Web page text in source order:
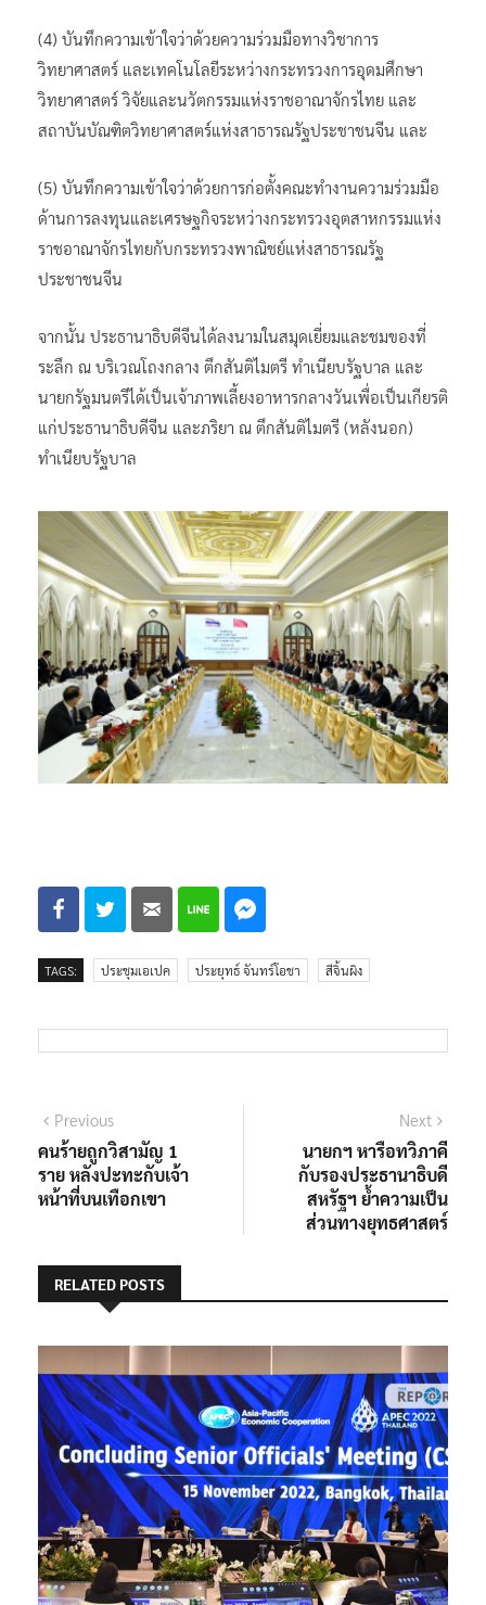
(4) บันทึกความเข้าใจว่าด้วยความร่วมมือทางวิชาการ
วิทยาศาสตร์ และเทคโนโลยีระหว่างกระทรวงการอุดมศึกษา
วิทยาศาสตร์ วิจัยและนวัตกรรมแห่งราชอาณาจักรไทย และ
สถาบันบัณฑิตวิทยาศาสตร์แห่งสาธารณรัฐประชาชนจีน และ
(5) บันทึกความเข้าใจว่าด้วยการก่อตั้งคณะทำงานความร่วมมือ
ด้านการลงทุนและเศรษฐกิจระหว่างกระทรวงอุตสาหกรรมแห่ง
ราชอาณาจักรไทยกับกระทรวงพาณิชย์แห่งสาธารณรัฐ
ประชาชนจีน
จากนั้น ประธานาธิบดีจีนได้ลงนามในสมุดเยี่ยมและชมของที่
ระลึก ณ บริเวณโถงกลาง ตึกสันติไมตรี ทำเนียบรัฐบาล และ
นายกรัฐมนตรีได้เป็นเจ้าภาพเลี้ยงอาหารกลางวันเพื่อเป็นเกียรติ
แก่ประธานาธิบดีจีน และภริยา ณ ตึกสันติไมตรี (หลังนอก)
ทำเนียบรัฐบาล
TAGS: ประชุมเอเปค ประยุทธ์ จันทร์โอชา สีจิ้นผิง
แนะแนว
เรื่อง
PreviousPrevious
post:
คนร้ายถูกวิสามัญ 1
ราย หลังปะทะกับเจ้า
หน้าที่บนเทือกเขา
Next
นายกฯ หารือทวิภาคี
กับรองประธานาธิบดี
สหรัฐฯ ย้ำความเป็น
ส่วนทางยุทธศาสตร์
RELATED POSTS